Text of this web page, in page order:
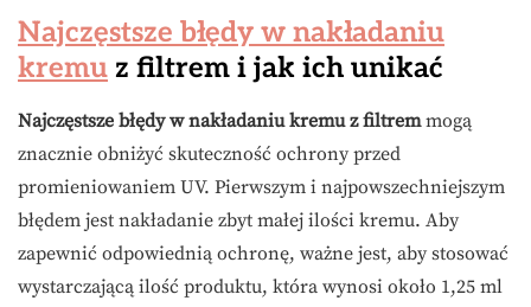
Najczęstsze błędy w nakładaniu
kremu z filtrem i jak ich unikać
Najczęstsze błędy w nakładaniu kremu z filtremmogą
znacznie obniżyć skuteczność ochrony przed
promieniowaniem UV. Pierwszym i najpowszechniejszym
błędem jest nakładanie zbyt małej ilości kremu. Aby
zapewnić odpowiednią ochronę, ważne jest, aby stosować
wystarczającą ilość produktu, która wynosi około 1,25 ml